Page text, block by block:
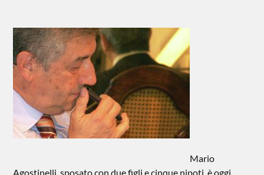
Mario
Agostinelli, sposato con due figli e cinque nipoti, è oggi